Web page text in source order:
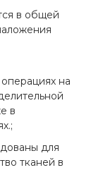
в общей
на
в
для
тканей в